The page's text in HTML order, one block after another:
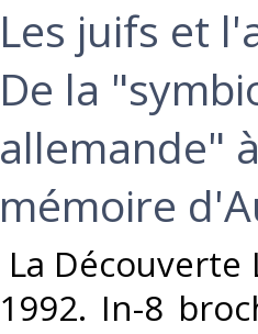
‎Les juifs et
De la
allemande"
mémoire
La
1992. In-8